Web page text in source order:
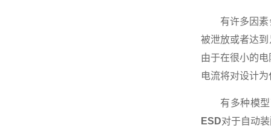
有许多因素会
被泄放或者达
由于在很小的
电流将对设计
有多种模型可
ESD对于自动